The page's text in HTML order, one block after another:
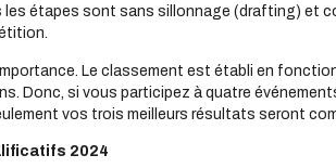
les étapes sont sans sillonnage (drafting) et
Le classement est établi en
Donc, si vous participez à quatre
vos trois meilleurs résultats seront
2024